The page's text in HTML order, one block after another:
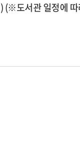
(※도서관 일정에